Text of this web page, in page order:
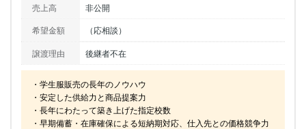
売上高
非公開
希望金額
（応相談）
譲渡理由
後継者不在
・学生服販売の長年のノウハウ
・安定した供給力と商品提案力
・長年にわたって築き上げた指定校数
・早期備蓄・在庫確保による短納期対応、仕入先との価格競争力